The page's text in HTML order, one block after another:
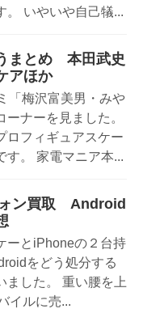
。 いやいや自己犠...
まとめ 本田武史
アほか
「梅沢富美男・みや
ナーを見ました。
ロフィギュアスケー
す。 家電マニア本...
ォン買取 Android
ーとiPhoneの２台持
をどう処分する
ました。 重い腰を上
イルに売...